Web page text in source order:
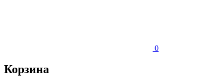
0
Корзина